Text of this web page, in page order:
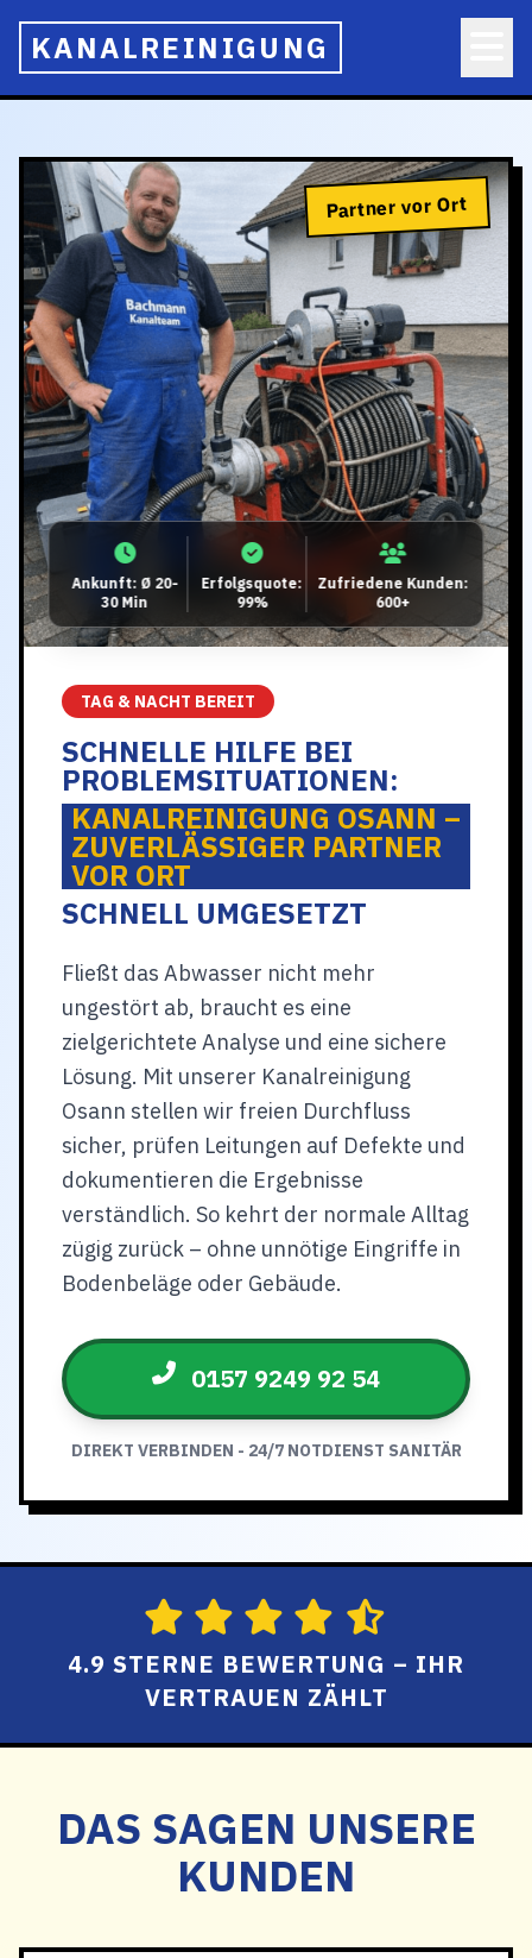
KANALREINIGUNG
Partner vor Ort
Ankunft: Ø 20-
30 Min
Erfolgsquote:
99%
Zufriedene Kunden:
600+
TAG & NACHT BEREIT
SCHNELLE HILFE BEI
PROBLEMSITUATIONEN:
KANALREINIGUNG OSANN –
ZUVERLÄSSIGER PARTNER
VOR ORT
SCHNELL UMGESETZT
Fließt das Abwasser nicht mehr
ungestört ab, braucht es eine
zielgerichtete Analyse und eine sichere
Lösung. Mit unserer Kanalreinigung
Osann stellen wir freien Durchfluss
sicher, prüfen Leitungen auf Defekte und
dokumentieren die Ergebnisse
verständlich. So kehrt der normale Alltag
zügig zurück – ohne unnötige Eingriffe in
Bodenbeläge oder Gebäude.
0157 9249 92 54
DIREKT VERBINDEN - 24/7 NOTDIENST SANITÄR
4.9 STERNE BEWERTUNG – IHR
VERTRAUEN ZÄHLT
DAS SAGEN UNSERE
KUNDEN